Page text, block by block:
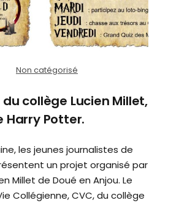
Non catégorisé
collège Lucien Millet,
Harry Potter.
les jeunes journalistes de
un projet organisé par
Millet de Doué en Anjou. Le
Collégienne, CVC, du collège